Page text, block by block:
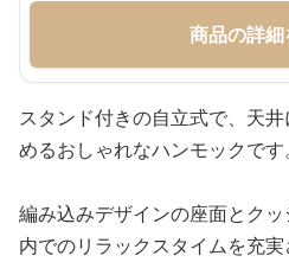
商品の詳細
スタンド付きの自立式で、天
めるおしゃれなハンモックです。
編み込みデザインの座面とク
内でのリラックスタイムを充実